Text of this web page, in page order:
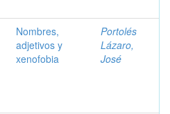
Nombres,
adjetivos y
xenofobia
Portolés
Lázaro,
José